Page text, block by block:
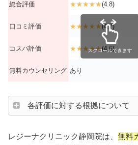
総合評価 ★★★★★(4.8)
口コミ評価 ★★★★★(4.7)
コスパ評価 ★★★★★(4.6)
無料カウンセリング あり
スクロールできます
各評価に対する根拠について
レジーナクリニック静岡院は、 無料